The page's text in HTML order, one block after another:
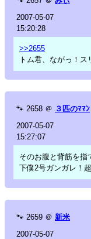
2007-05-07
15:20:28
>>2655
トム君、ながっ！ス
🐾 2658 ＠ ３匹のﾏﾏﾝ
2007-05-07
15:27:07
そのお腹と背筋を指
下僕2号ガンガレ！
🐾 2659 ＠ 新米
2007-05-07